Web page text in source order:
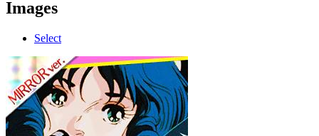
Images
Select